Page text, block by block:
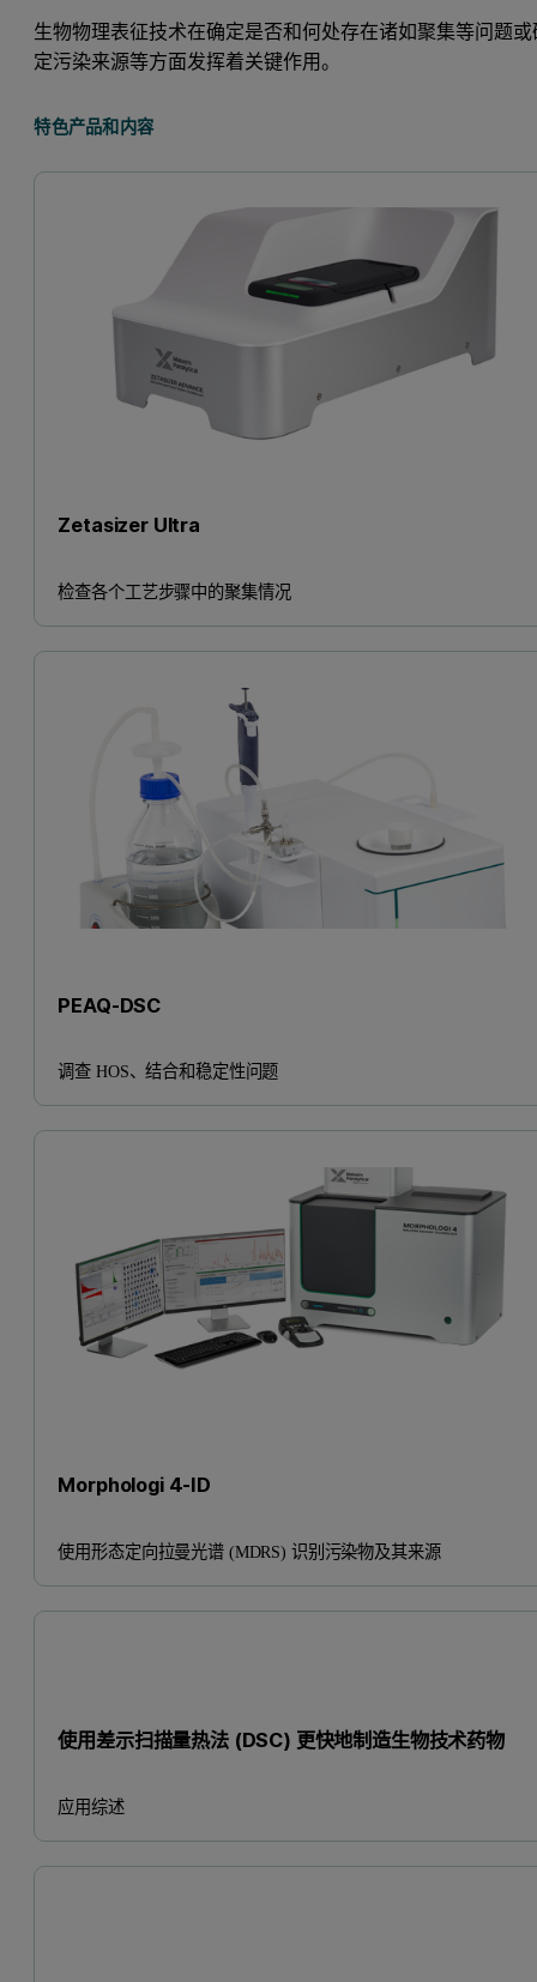
生物物理表征技术在确定是否和何处存在诸如聚集等问题或
定污染来源等方面发挥着关键作用。
特色产品和内容
Zetasizer Ultra
检查各个工艺步骤中的聚集情况
PEAQ-DSC
调查 HOS、结合和稳定性问题
Morphologi 4-ID
使用形态定向拉曼光谱 (MDRS) 识别污染物及其来源
使用差示扫描量热法 (DSC) 更快地制造生物技术药物
应用综述